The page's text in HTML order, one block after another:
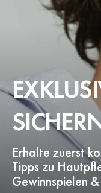
Erhalte zuerst
Tipps zu
Gewinnspielen